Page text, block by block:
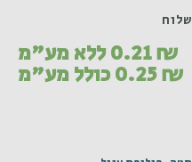
0.21₪ ללא מע"מ
0.25₪ כולל מע"מ